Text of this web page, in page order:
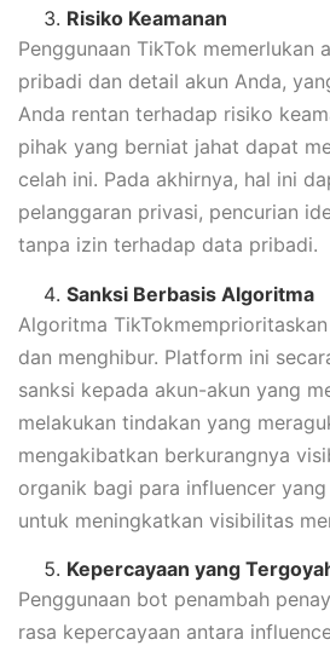
Risiko Keamanan
Penggunaan TikTok memerlukan
pribadi dan detail akun Anda,
Anda rentan terhadap risiko
pihak yang berniat jahat dapat
celah ini. Pada akhirnya, hal ini
pelanggaran privasi, pencurian
tanpa izin terhadap data pribadi.
Sanksi Berbasis Algoritma
Algoritma
dan menghibur. Platform ini
sanksi kepada akun-akun yang
melakukan tindakan yang
mengakibatkan berkurangnya
organik bagi para influencer
untuk meningkatkan visibilitas
Kepercayaan yang
Penggunaan bot penambah
rasa kepercayaan antara